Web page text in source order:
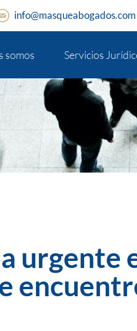
info@masqueabogados.com
somos Servicios
urgente